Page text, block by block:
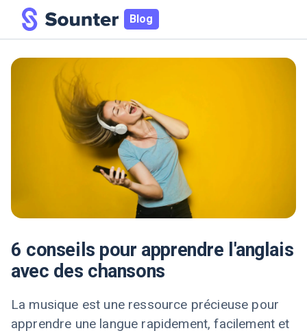
Blog
6 conseils pour apprendre l'anglais
avec des chansons
La musique est une ressource précieuse pour
apprendre une langue rapidement, facilement et